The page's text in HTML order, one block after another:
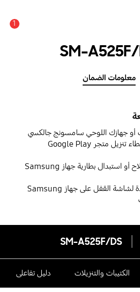
1
SM-
معلومات الضمان
أو جهازك اللوحي سامسونج جالكسي
كيفية استكشاف أخطاء تنزيل متجر Google Play
كيفية فحص أو إصلاح أو استبدال بطارية جهاز Samsung
اكتشف ميزات جديدة لشاشة القفل على جهاز Samsung
SM-A525F/DS
الكتيبات والتنزيلات دليل تفاعلى